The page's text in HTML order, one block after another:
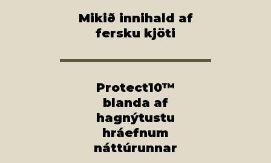
Mikið innihald af
fersku kjöti
Protect10™
blanda af
hagnýtustu
hráefnum
náttúrunnar